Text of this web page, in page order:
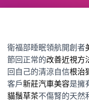
衛福部睡眠領航開創者
節回正常的改善近視方
回自己的清涼自信根治
客戶新莊汽車美容是擁
貓鬚草茶不傷腎的天然